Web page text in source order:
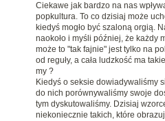
Ciekawe jak bardzo na nas
popkultura. To co dzisiaj może
kiedyś mogło być szaloną orgią.
naokoło i myśli później, że każdy
może to "tak fajnie" jest tylko na
od reguły, a cała ludzkość ma
my ?
Kiedyś o seksie dowiadywaliśmy
do nich porównywaliśmy swoje
tym dyskutowaliśmy. Dzisiaj
niekoniecznie takich, które